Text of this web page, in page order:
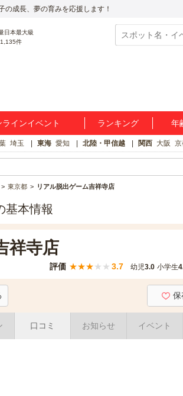
成長、夢の育みを応援します！
件
ラインイベント ランキング 年
埼玉 東海 愛知 北陸・甲信越 関西 大阪 京
東京都 リアル脱出ゲーム吉祥寺店
基本情報
祥寺店
評価 ★★★★ ★ 3.7 幼児3.0 小学生
保
口コミ お知らせ イベント